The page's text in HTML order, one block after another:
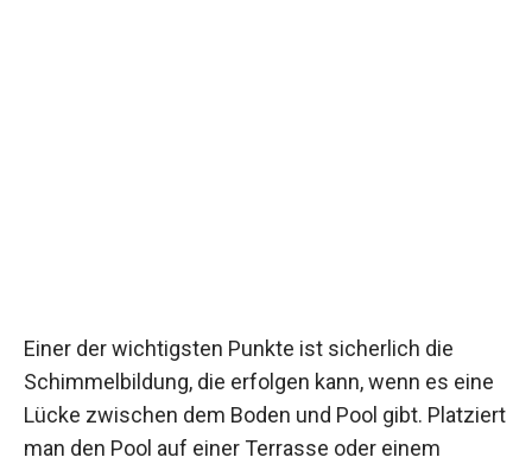
Einer der wichtigsten Punkte ist sicherlich die
Schimmelbildung, die erfolgen kann, wenn es eine
Lücke zwischen dem Boden und Pool gibt. Platziert
man den Pool auf einer Terrasse oder einem